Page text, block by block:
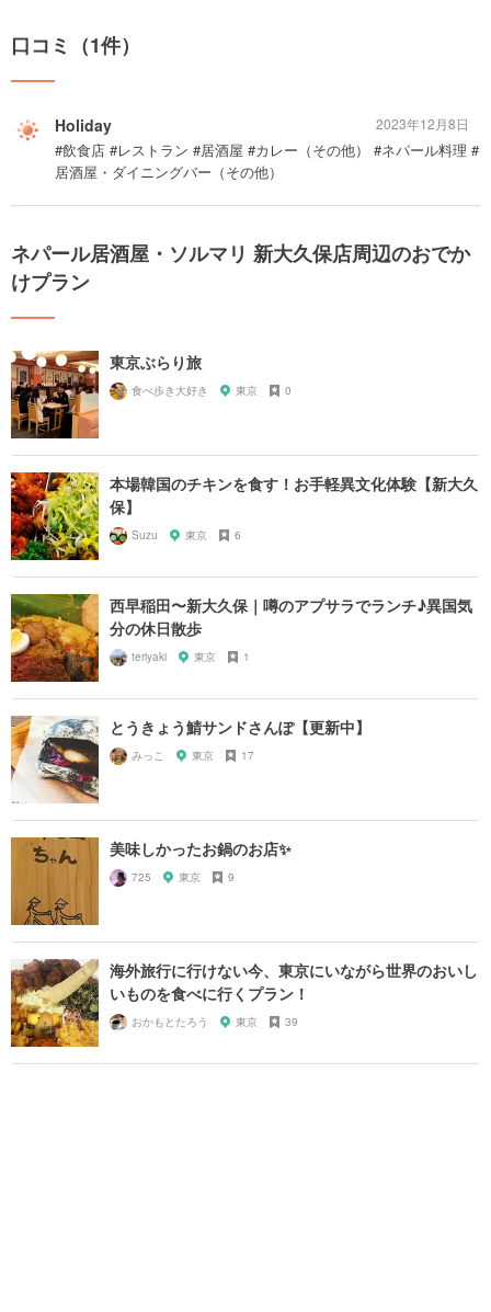
口コミ（1件）
Holiday
#飲食店 #レストラン #居酒屋 #カレー（その他） #ネパール料理 #
居酒屋・ダイニングバー（その他）
2023年12月8日
ネパール居酒屋・ソルマリ 新大久保店周辺のおでか
けプラン
東京ぶらり旅
食べ歩き大好き 東京 0
本場韓国のチキンを食す！お手軽異文化体験【新大久
保】
Suzu 東京 6
西早稲田〜新大久保｜噂のアプサラでランチ♪異国気
分の休日散歩
teriyaki 東京 1
とうきょう鯖サンドさんぽ【更新中】
みっこ 東京 17
美味しかったお鍋のお店✨
725 東京 9
海外旅行に行けない今、東京にいながら世界のおいし
いものを食べに行くプラン！
おかもとたろう 東京 39